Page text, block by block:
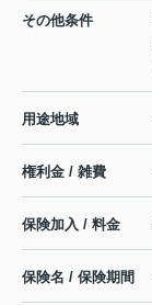
その他条件
用途地域
権利金 / 雑費
保険加入 / 料金
保険名 / 保険期間